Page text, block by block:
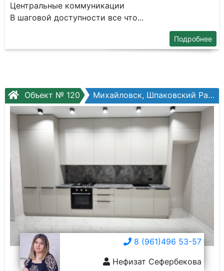
Центральные коммуникации
В шаговой доступности все что...
Подробнее
Объект № 120 Михайловск, Шпаковский Район, Александра Чекалина ул.
8 (961)496 53-57
Нефизат Сефербекова